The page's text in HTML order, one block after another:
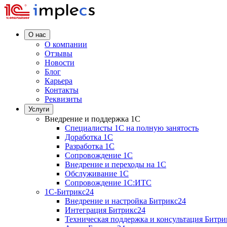
О нас
О компании
Отзывы
Новости
Блог
Карьера
Контакты
Реквизиты
Услуги
Внедрение и поддержка 1C
Специалисты 1C на полную занятость
Доработка 1C
Разработка 1C
Сопровождение 1C
Внедрение и переходы на 1C
Обслуживание 1C
Сопровождение 1C:ИТС
1С-Битрикс24
Внедрение и настройка Битрикс24
Интеграция Битрикс24
Техническая поддержка и консультация